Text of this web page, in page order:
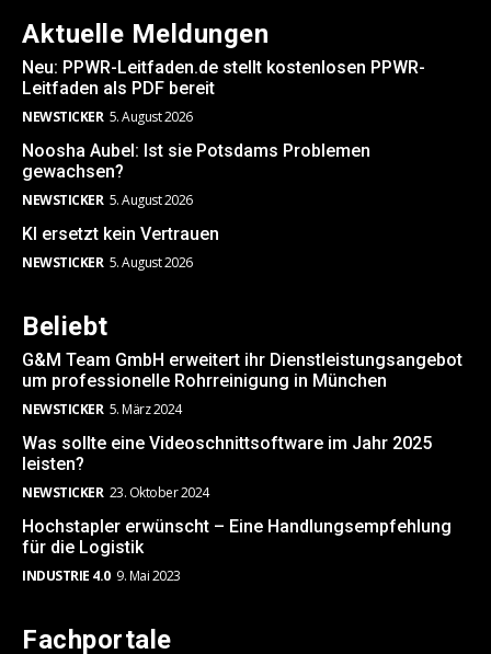
Aktuelle Meldungen
Neu: PPWR-Leitfaden.de stellt kostenlosen PPWR-
Leitfaden als PDF bereit
NEWSTICKER 5. August 2026
Noosha Aubel: Ist sie Potsdams Problemen
gewachsen?
NEWSTICKER 5. August 2026
KI ersetzt kein Vertrauen
NEWSTICKER 5. August 2026
Beliebt
G&M Team GmbH erweitert ihr Dienstleistungsangebot
um professionelle Rohrreinigung in München
NEWSTICKER 5. März 2024
Was sollte eine Videoschnittsoftware im Jahr 2025
leisten?
NEWSTICKER 23. Oktober 2024
Hochstapler erwünscht – Eine Handlungsempfehlung
für die Logistik
INDUSTRIE 4.0 9. Mai 2023
Fachportale